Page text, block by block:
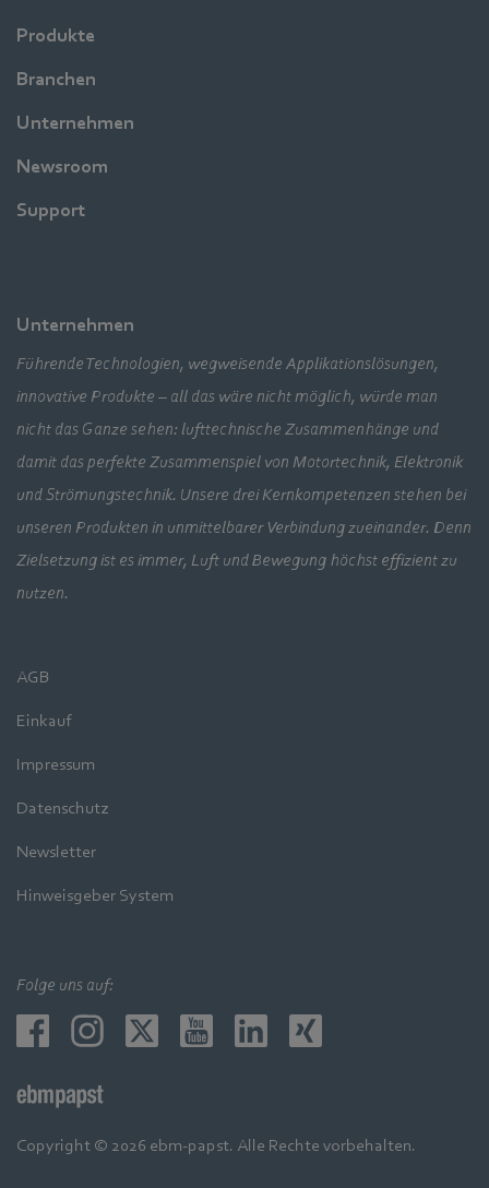
Produkte
Branchen
Unternehmen
Newsroom
Support
Unternehmen
Führende Technologien, wegweisende Applikationslösungen,
innovative Produkte – all das wäre nicht möglich, würde man
nicht das Ganze sehen: lufttechnische Zusammenhänge und
damit das perfekte Zusammenspiel von Motortechnik, Elektronik
und Strömungstechnik. Unsere drei Kernkompetenzen stehen bei
unseren Produkten in unmittelbarer Verbindung zueinander. Denn
Zielsetzung ist es immer, Luft und Bewegung höchst effizient zu
nutzen.
AGB
Einkauf
Impressum
Datenschutz
Newsletter
Hinweisgeber System
Folge uns auf:
Copyright © 2026 ebm-papst. Alle Rechte vorbehalten.